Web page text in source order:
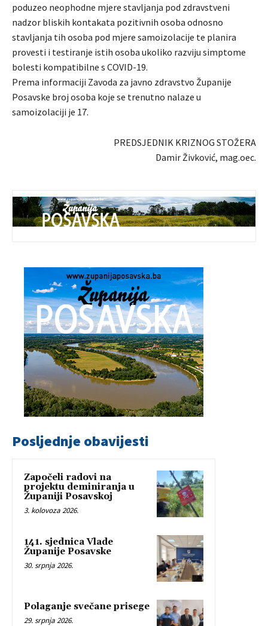
poduzeo neophodne mjere stavljanja pod zdravstveni
nadzor bliskih kontakata pozitivnih osoba odnosno
stavljanja tih osoba pod mjere samoizolacije te planira
provesti i testiranje istih osoba ukoliko razviju simptome
bolesti kompatibilne s COVID-19.
Prema informaciji Zavoda za javno zdravstvo Županije
Posavske broj osoba koje se trenutno nalaze u
samoizolaciji je 17.
PREDSJEDNIK KRIZNOG STOŽERA
Damir Živković, mag.oec.
Posljednje obavijesti
Započeli radovi na
projektu deminiranja u
Županiji Posavskoj
3. kolovoza 2026.
141. sjednica Vlade
Županije Posavske
30. srpnja 2026.
Polaganje svečane prisege
29. srpnja 2026.